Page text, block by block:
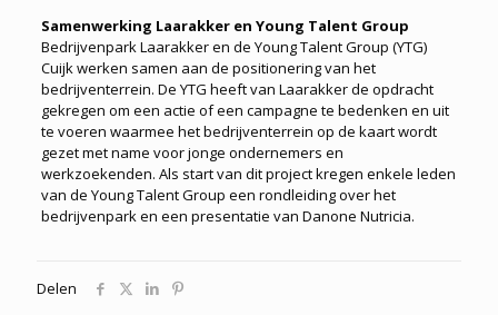
Samenwerking Laarakker en Young Talent Group
Bedrijvenpark Laarakker en de Young Talent Group (YTG)
Cuijk werken samen aan de positionering van het
bedrijventerrein. De YTG heeft van Laarakker de opdracht
gekregen om een actie of een campagne te bedenken en uit
te voeren waarmee het bedrijventerrein op de kaart wordt
gezet met name voor jonge ondernemers en
werkzoekenden. Als start van dit project kregen enkele leden
van de Young Talent Group een rondleiding over het
bedrijvenpark en een presentatie van Danone Nutricia.
Delen